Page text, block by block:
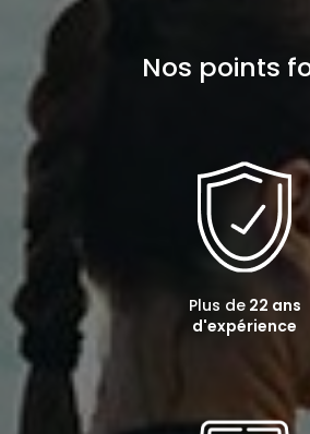
Nos points
Plus de22 ans
d'expérience